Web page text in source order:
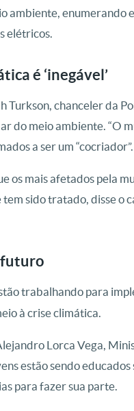
ambiente, enumerando
elétricos.
é ‘inegável’
Turkson, chanceler da
do meio ambiente. “O
a ser um “cocriador”.
os mais afetados pela
sido tratado, disse o
futuro
trabalhando para
à crise climática.
Lorca Vega,
estão sendo
para fazer sua parte.